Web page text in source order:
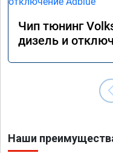
Чип тюнинг
дизель и
Наши